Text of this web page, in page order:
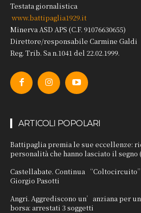
Testata giornalistica
www.battipaglia1929.it
Minerva ASD APS (C.F. 91076630655)
Direttore/responsabile Carmine Galdi
Reg. Trib. Sa n.1041 del 22.02.1999.
ARTICOLI POPOLARI
Battipaglia premia le sue eccellenze:
personalità che hanno lasciato il segno
Castellabate. Continua
Giorgio Pasotti
Angri. Aggrediscono un’anziana per
borsa: arrestati 3 soggetti